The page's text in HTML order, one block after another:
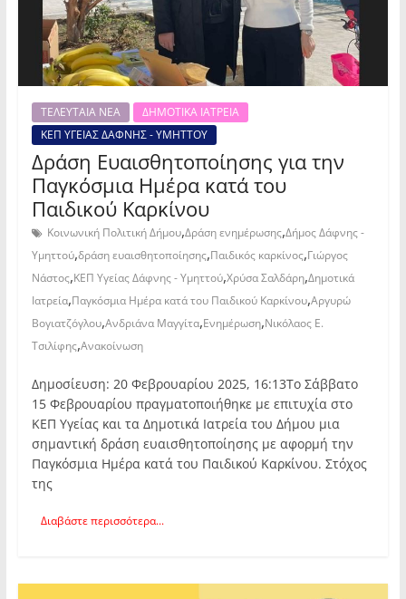
ΤΕΛΕΥΤΑΙΑ ΝΕΑ
ΔΗΜΟΤΙΚΑ ΙΑΤΡΕΙΑ
ΚΕΠ ΥΓΕΙΑΣ ΔΑΦΝΗΣ - ΥΜΗΤΤΟΥ
Δράση Ευαισθητοποίησης για την
Παγκόσμια Ημέρα κατά του
Παιδικού Καρκίνου
Κοινωνική Πολιτική Δήμου,Δράση ενημέρωσης,Δήμος Δάφνης -
Υμηττού,δράση ευαισθητοποίησης,Παιδικός καρκίνος,Γιώργος
Νάστος,ΚΕΠ Υγείας Δάφνης - Υμηττού,Χρύσα Σαλδάρη,Δημοτικά
Ιατρεία,Παγκόσμια Ημέρα κατά του Παιδικού Καρκίνου,Αργυρώ
Βογιατζόγλου,Ανδριάνα Μαγγίτα,Ενημέρωση,Νικόλαος Ε.
Τσιλίφης,Ανακοίνωση
Δημοσίευση: 20 Φεβρουαρίου 2025, 16:13Το Σάββατο
15 Φεβρουαρίου πραγματοποιήθηκε με επιτυχία στο
ΚΕΠ Υγείας και τα Δημοτικά Ιατρεία του Δήμου μια
σημαντική δράση ευαισθητοποίησης με αφορμή την
Παγκόσμια Ημέρα κατά του Παιδικού Καρκίνου. Στόχος
της
Διαβάστε περισσότερα...